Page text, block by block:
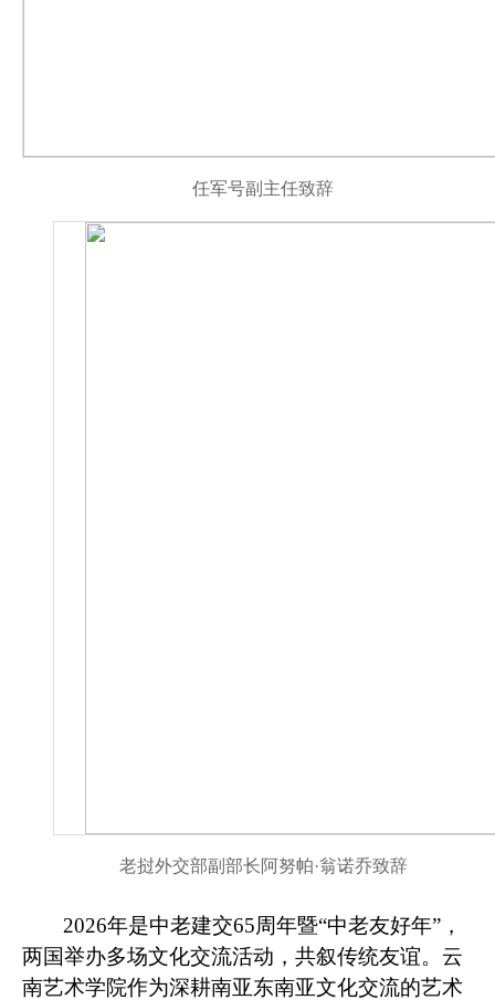
任军号副主任致辞
老挝外交部副部长阿努帕·翁诺乔致辞
2026年是中老建交65周年暨“中老友好年”，
两国举办多场文化交流活动，共叙传统友谊。云
南艺术学院作为深耕南亚东南亚文化交流的艺术